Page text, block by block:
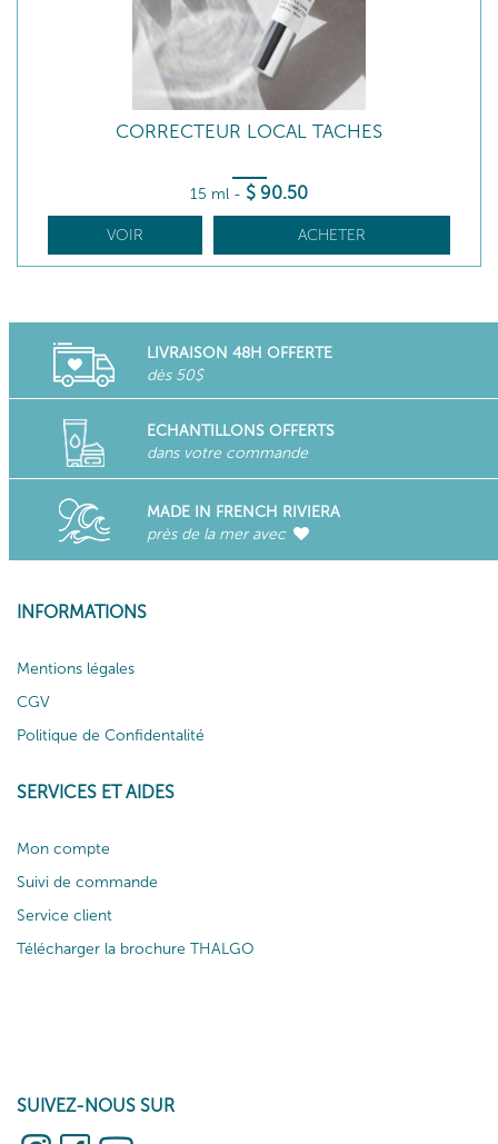
CORRECTEUR LOCAL TACHES
15 ml - $ 90.50
VOIR ACHETER
LIVRAISON 48H OFFERTE
dès 50$
ECHANTILLONS OFFERTS
dans votre commande
MADE IN FRENCH RIVIERA
près de la mer avec
INFORMATIONS
Mentions légales
CGV
Politique de Confidentalité
SERVICES ET AIDES
Mon compte
Suivi de commande
Service client
Télécharger la brochure THALGO
SUIVEZ-NOUS SUR